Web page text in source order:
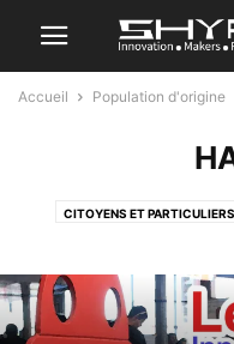
Accueil Population d'origine
CITOYENS ET PARTICULIERS